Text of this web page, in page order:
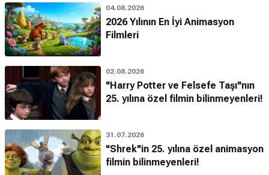
04.08.2026
2026 Yılının En İyi Animasyon
Filmleri
02.08.2026
"Harry Potter ve Felsefe Taşı"nın
25. yılına özel filmin bilinmeyenleri!
31.07.2026
"Shrek"in 25. yılına özel animasyon
filmin bilinmeyenleri!